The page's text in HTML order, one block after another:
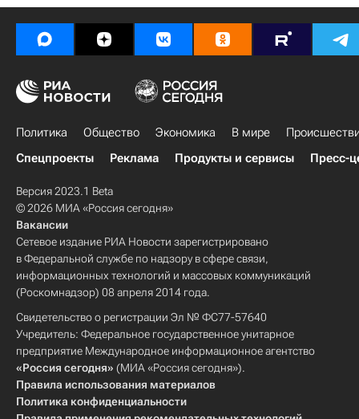
Политика Общество Экономика В мире
Спецпроекты
Реклама Продукты и сервисы Пресс-
Версия 2023.1 Beta
© 2026 МИА «Россия сегодня»
Вакансии
Сетевое издание РИА Новости зарегистрировано
в Федеральной службе по надзору в сфере связи,
информационных технологий и массовых коммуникаций
(Роскомнадзор) 08 апреля 2014 года.
Свидетельство о регистрации Эл № ФС77-57640
Учредитель: Федеральное государственное унитарное
предприятие Международное информационное агентство
«Россия сегодня» (МИА «Россия сегодня»).
Правила использования материалов
Политика конфиденциальности